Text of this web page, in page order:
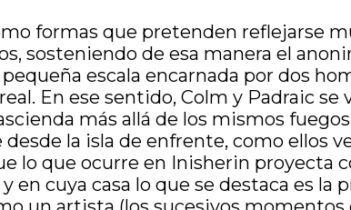
formas que pretenden reflejarse
sosteniendo de esa manera el
escala encarnada por dos
En ese sentido, Colm y Padraic
más allá de los mismos
la isla de enfrente, como ellos
lo que ocurre en Inisherin proyecta
cuya casa lo que se destaca es la